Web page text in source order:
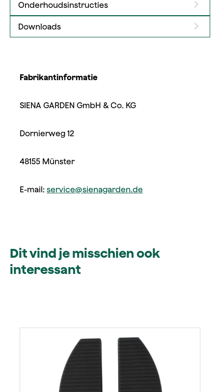
Onderhoudsinstructies
Downloads
Fabrikantinformatie
SIENA GARDEN GmbH & Co. KG
Dornierweg 12
48155 Münster
E-mail: service@sienagarden.de
Dit vind je misschien ook
interessant